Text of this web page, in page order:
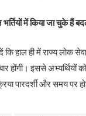
में किया जा चुके हैं
कि हाल ही में राज्य लोक
होंगी। इससे अभ्यर्थियों
पारदर्शी और समय पर